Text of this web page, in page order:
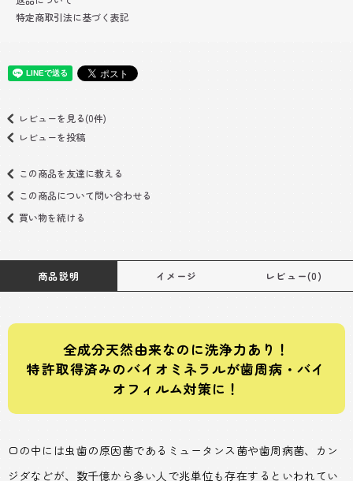
特定商取引法に基づく表記
レビューを見る(0件)
レビューを投稿
この商品を友達に教える
この商品について問い合わせる
買い物を続ける
商品説明 イメージ レビュー(0)
全成分天然由来なのに洗浄力あり！
特許取得済みのバイオミネラルが歯周病・バイ
オフィルム対策に！
口の中には虫歯の原因菌であるミュータンス菌や歯周病菌、カン
ジダなどが、数千億から多い人で兆単位も存在するといわれてい